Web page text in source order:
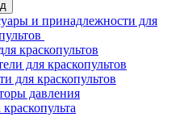
и принадлежности для
краскопультов
для краскопультов
для краскопультов
давления